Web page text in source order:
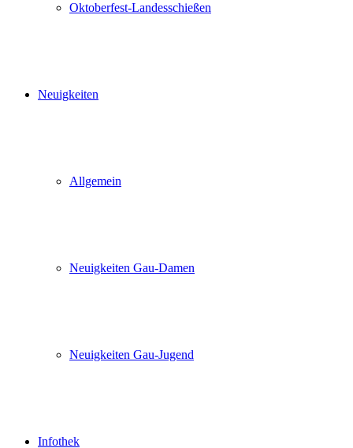
Oktoberfest-Landesschießen
Neuigkeiten
Allgemein
Neuigkeiten Gau-Damen
Neuigkeiten Gau-Jugend
Infothek